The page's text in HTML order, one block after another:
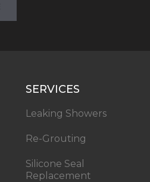
SERVICES
Leaking Showers
Re-Grouting
Silicone Seal
Replacement